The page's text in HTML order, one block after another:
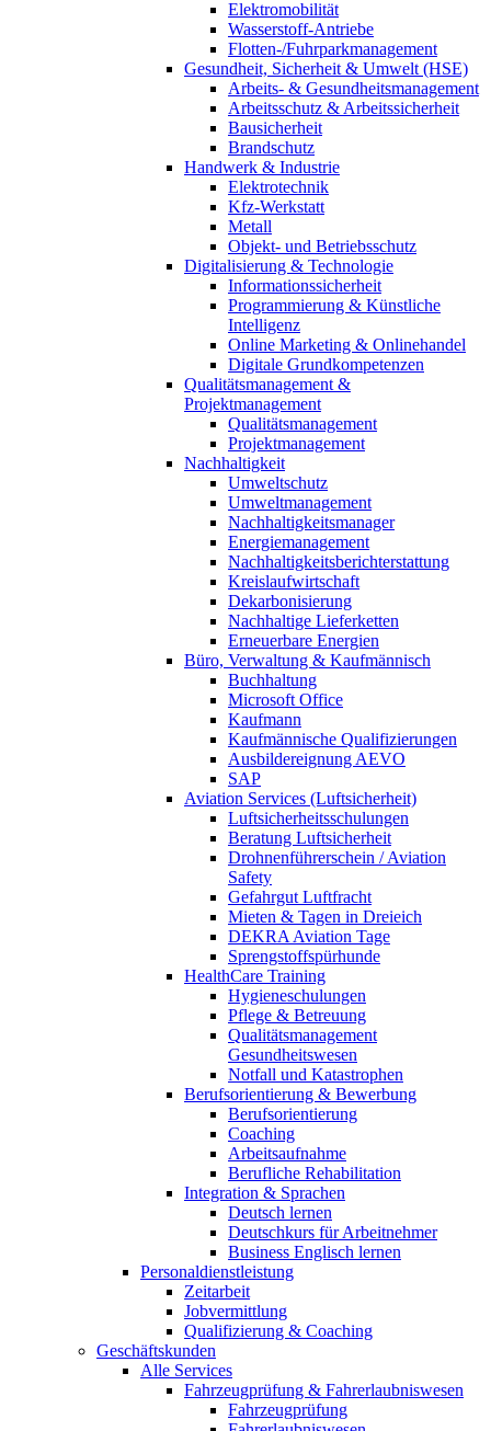
Elektromobilität
Wasserstoff-Antriebe
Flotten-/Fuhrparkmanagement
Gesundheit, Sicherheit & Umwelt (HSE)
Arbeits- & Gesundheitsmanagement
Arbeitsschutz & Arbeitssicherheit
Bausicherheit
Brandschutz
Handwerk & Industrie
Elektrotechnik
Kfz-Werkstatt
Metall
Objekt- und Betriebsschutz
Digitalisierung & Technologie
Informationssicherheit
Programmierung & Künstliche
Intelligenz
Online Marketing & Onlinehandel
Digitale Grundkompetenzen
Qualitätsmanagement &
Projektmanagement
Qualitätsmanagement
Projektmanagement
Nachhaltigkeit
Umweltschutz
Umweltmanagement
Nachhaltigkeitsmanager
Energiemanagement
Nachhaltigkeitsberichterstattung
Kreislaufwirtschaft
Dekarbonisierung
Nachhaltige Lieferketten
Erneuerbare Energien
Büro, Verwaltung & Kaufmännisch
Buchhaltung
Microsoft Office
Kaufmann
Kaufmännische Qualifizierungen
Ausbildereignung AEVO
SAP
Aviation Services (Luftsicherheit)
Luftsicherheitsschulungen
Beratung Luftsicherheit
Drohnenführerschein / Aviation
Safety
Gefahrgut Luftfracht
Mieten & Tagen in Dreieich
DEKRA Aviation Tage
Sprengstoffspürhunde
HealthCare Training
Hygieneschulungen
Pflege & Betreuung
Qualitätsmanagement
Gesundheitswesen
Notfall und Katastrophen
Berufsorientierung & Bewerbung
Berufsorientierung
Coaching
Arbeitsaufnahme
Berufliche Rehabilitation
Integration & Sprachen
Deutsch lernen
Deutschkurs für Arbeitnehmer
Business Englisch lernen
Personaldienstleistung
Zeitarbeit
Jobvermittlung
Qualifizierung & Coaching
Geschäftskunden
Alle Services
Fahrzeugprüfung & Fahrerlaubniswesen
Fahrzeugprüfung